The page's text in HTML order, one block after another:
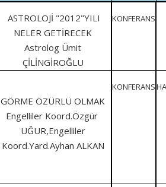
ASTROLOJİ "2012"YILI
NELER GETİRECEK
Astrolog Ümit
ÇİLİNGİROĞLU
KONFERANS
GÖRME ÖZÜRLÜ OLMAK
Engelliler Koord.Özgür
UĞUR,Engelliler
Koord.Yard.Ayhan ALKAN
KONFERANS